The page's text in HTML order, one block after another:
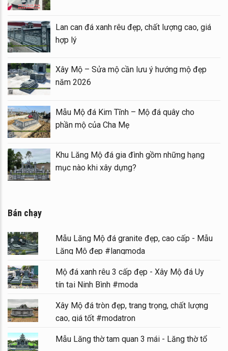
Lan can đá xanh rêu đẹp, chất lượng cao, giá
hợp lý
Xây Mộ – Sửa mộ cần lưu ý hướng mộ đẹp
năm 2026
Mẫu Mộ đá Kim Tĩnh – Mộ đá quây cho
phần mộ của Cha Mẹ
Khu Lăng Mộ đá gia đình gồm những hạng
mục nào khi xây dựng?
Bán chạy
Mẫu Lăng Mộ đá granite đẹp, cao cấp - Mẫu
Lăng Mộ đẹp #langmoda
Mộ đá xanh rêu 3 cấp đẹp - Xây Mộ đá Uy
tín tại Ninh Bình #moda
Xây Mộ đá tròn đẹp, trang trọng, chất lượng
cao, giá tốt #modatron
Mẫu Lăng thờ tam quan 3 mái - Lăng thờ tổ